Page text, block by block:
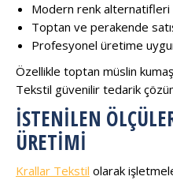
Modern renk alternatifleri
Toptan ve perakende
Profesyonel üretime
Özellikle toptan müslin
Tekstil güvenilir tedarik
İSTENILEN
ÜRETIMI
Krallar Tekstil olarak